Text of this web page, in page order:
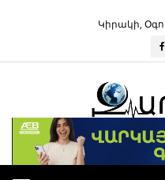
Կիրակի,